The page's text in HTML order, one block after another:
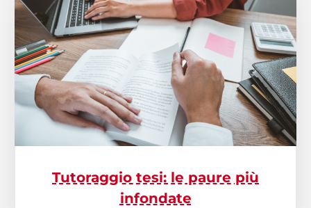
Tutoraggio tesi: le paure più
infondate